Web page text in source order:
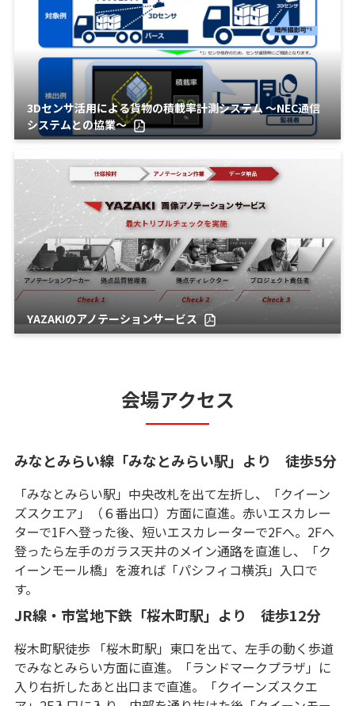
3Dセンサ活用による貨物の積載率計測システム ～NEC通信
システムとの協業～
YAZAKIのアノテーションサービス
会場アクセス
みなとみらい線「みなとみらい駅」より 徒歩5分
「みなとみらい駅」中央改札を出て左折し、「クイーン
ズスクエア」（６番出口）方面に直進。赤いエスカレー
ターで1Fへ登った後、短いエスカレーターで2Fへ。2Fへ
登ったら左手のガラス天井のメイン通路を直進し、「ク
イーンモール橋」を渡れば「パシフィコ横浜」入口で
す。
JR線・市営地下鉄「桜木町駅」より 徒歩12分
桜木町駅徒歩 「桜木町駅」東口を出て、左手の動く歩道
でみなとみらい方面に直進。「ランドマークプラザ」に
入り右折したあと出口まで直進。「クイーンズスクエ